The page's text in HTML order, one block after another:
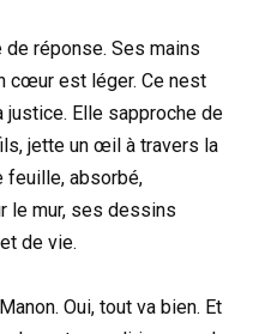
de réponse. Ses mains
cœur est léger. Ce nest
justice. Elle sapproche de
jette un œil à travers la
feuille, absorbé,
le mur, ses dessins
de vie.
Oui, tout va bien. Et